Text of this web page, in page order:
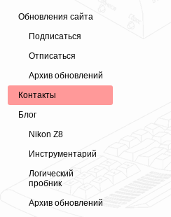
Обновления сайта
Подписаться
Отписаться
Архив обновлений
Контакты
Блог
Nikon Z8
Инструментарий
Логический
пробник
Архив обновлений